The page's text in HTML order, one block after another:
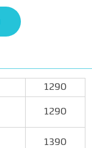
1290
1290
1390